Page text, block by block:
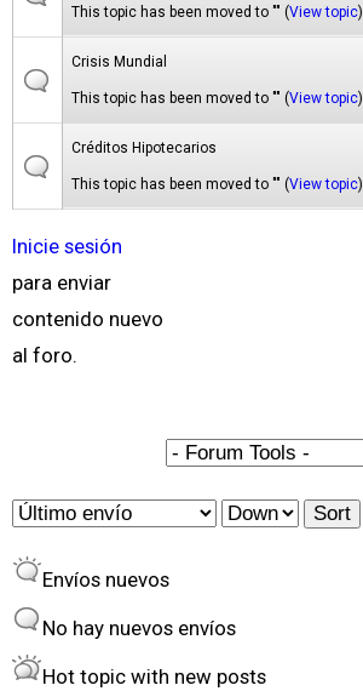
This topic has been moved to "" (View topic)
Crisis Mundial
This topic has been moved to "" (View topic)
Créditos Hipotecarios
This topic has been moved to "" (View topic)
Inicie sesión
para enviar
contenido nuevo
al foro.
P
á
g
O
d
e
r
S
t
Envíos nuevos
No hay nuevos envíos
Hot topic with new posts